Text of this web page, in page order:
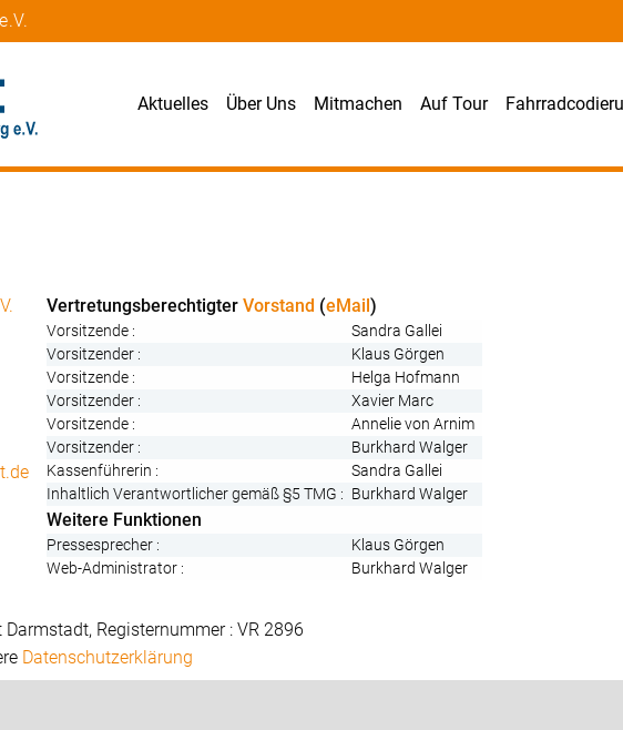
Aktuelles Über Uns Mitmachen Auf Tour
VertretungsberechtigterVorstand (eMail)
Vorsitzende :
Sandra Gallei
Vorsitzender :
Klaus Görgen
Vorsitzende :
Helga Hofmann
Vorsitzender :
Xavier Marc
Vorsitzende :
Annelie von Arnim
Vorsitzender :
Burkhard Walger
Kassenführerin :
Sandra Gallei
Inhaltlich Verantwortlicher gemäß §5 TMG : Burkhard Walger
Weitere Funktionen
Pressesprecher :
Klaus Görgen
Web-Administrator :
Burkhard Walger
Registernummer : VR 2896
Datenschutzerklärung